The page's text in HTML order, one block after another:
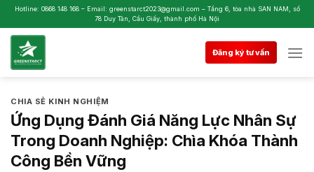
Skip
to
content
Hotline: 0868 148 168 – Email: greenstarct2023@gmail.com – Tầng 6, tòa nhà SAN NAM, số
78 Duy Tân, Cầu Giấy, thành phố Hà Nội
Đăng ký tư vấn
CHIA SẺ KINH NGHIỆM
Ứng Dụng Đánh Giá Năng Lực Nhân Sự
Trong Doanh Nghiệp: Chìa Khóa Thành
Công Bền Vững